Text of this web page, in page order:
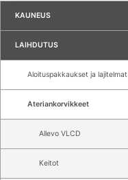
KAUNEUS
LAIHDUTUS
Aloituspakkaukset ja lajitelmat
Ateriankorvikkeet
Allevo VLCD
Keitot